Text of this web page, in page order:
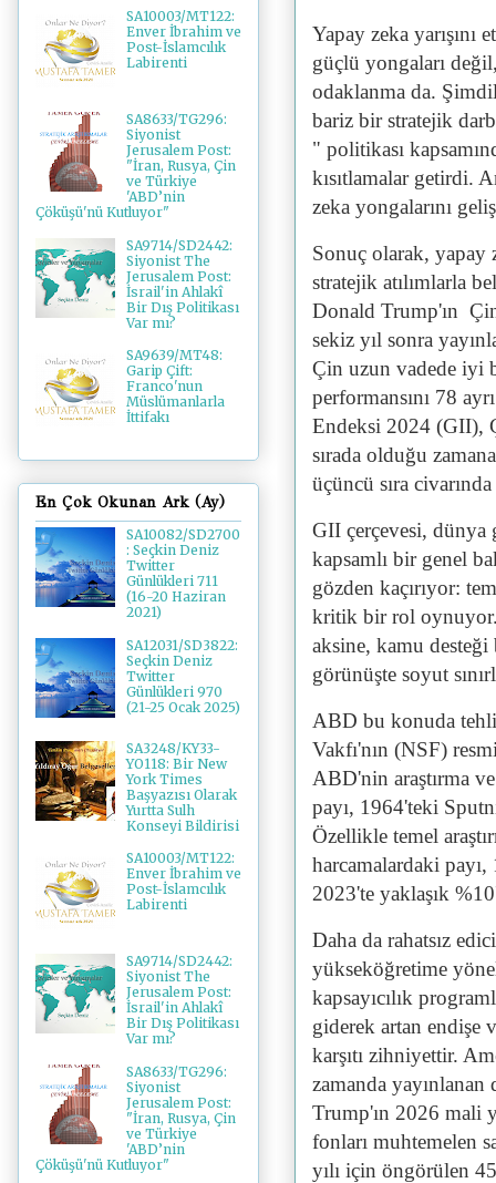
Yapay zeka
güçlü yongaları
odaklanma da.
bariz bir stratejik
" politikası
kısıtlamalar getirdi.
zeka yongalarını
Sonuç olarak, yapay
stratejik atılımlarla
Donald Trump'ın
sekiz yıl sonra
Çin uzun vadede iyi
performansını 78
Endeksi 2024 (GII),
sırada olduğu
üçüncü sıra
GII çerçevesi, dünya
kapsamlı bir genel
gözden kaçırıyor:
kritik bir rol
aksine, kamu desteği
görünüşte soyut
ABD bu konuda
Vakfı'nın (NSF)
ABD'nin araştırma
payı, 1964'teki
Özellikle temel
harcamalardaki
2023'te yaklaşık
Daha da rahatsız
yükseköğretime
kapsayıcılık
giderek artan endişe
karşıtı zihniyettir.
zamanda
Trump'ın 2026 mali
fonları muhtemelen
yılı için öngörülen
SA10003/MT122:
Enver İbrahim ve
Post-İslamcılık
Labirenti
SA8633/TG296:
Siyonist
Jerusalem Post:
"İran, Rusya, Çin
ve Türkiye
'ABD’nin
Çöküşü'nü Kutluyor"
SA9714/SD2442:
Siyonist The
Jerusalem Post:
İsrail'in Ahlakî
Bir Dış Politikası
Var mı?
SA9639/MT48:
Garip Çift:
Franco'nun
Müslümanlarla
İttifakı
En Çok Okunan Ark (Ay)
SA10082/SD2700
: Seçkin Deniz
Twitter
Günlükleri 711
(16-20 Haziran
2021)
SA12031/SD3822:
Seçkin Deniz
Twitter
Günlükleri 970
(21-25 Ocak 2025)
SA3248/KY33-
YO118: Bir New
York Times
Başyazısı Olarak
Yurtta Sulh
Konseyi Bildirisi
SA10003/MT122:
Enver İbrahim ve
Post-İslamcılık
Labirenti
SA9714/SD2442:
Siyonist The
Jerusalem Post:
İsrail'in Ahlakî
Bir Dış Politikası
Var mı?
SA8633/TG296:
Siyonist
Jerusalem Post:
"İran, Rusya, Çin
ve Türkiye
'ABD’nin
Çöküşü'nü Kutluyor"